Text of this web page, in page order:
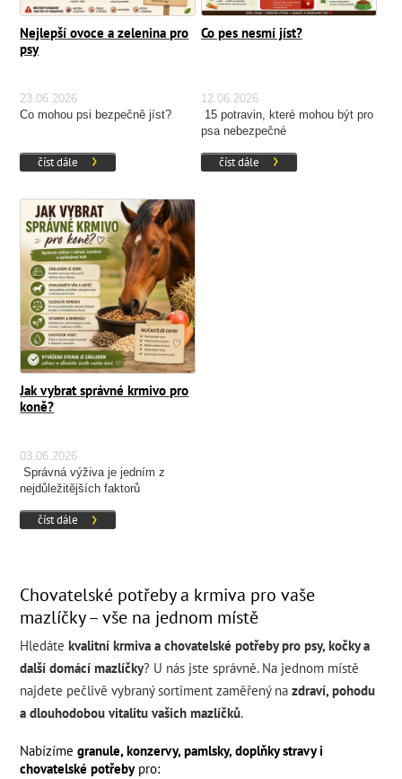
Nejlepší ovoce a zelenina pro
psy
23.06.2026
Co mohou psi bezpečně jíst?
číst dále
Co pes nesmí jíst?
12.06.2026
15 potravin, které mohou být pro
psa nebezpečné
číst dále
Jak vybrat správné krmivo pro
koně?
03.06.2026
Správná výživa je jedním z
nejdůležitějších faktorů
výkonnost koně.
číst dále
Chovatelské potřeby a krmiva pro vaše
mazlíčky – vše na jednom místě
Hledátekvalitní krmiva a chovatelské potřeby pro psy, kočky a
další domácí mazlíčky? U nás jste správně. Na jednom místě
najdete pečlivě vybraný sortiment zaměřený nazdraví, pohodu
a dlouhodobou vitalitu vašich mazlíčků.
Nabízímegranule, konzervy, pamlsky, doplňky stravy i
chovatelské potřebypro: